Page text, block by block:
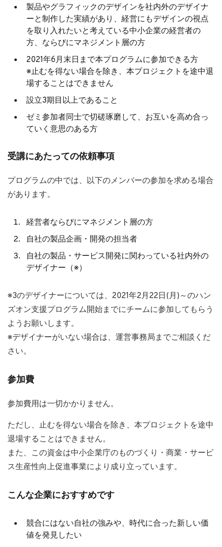
製品やグラフィックのデザインを社内外のデザイナ
ーと制作した実績があり、経営にもデザインの視点
を取り入れたいと考えている中小企業の経営者の
方、ならびにマネジメント層の方
2021年6月末日まで本プログラムに参加できる方
※止むを得ない場合を除き、本プロジェクトを途中退
場することはできません
設立3期目以上であること
ゼミ参加者同士で切磋琢磨して、お互いを高め合っ
ていく意思のある方
受講にあたっての依頼事項
プログラムの中では、以下のメンバーの参加を求める場合
があります。
経営者ならびにマネジメント層の方
自社の製品企画・開発の担当者
自社の製品・サービス開発に関わっている社内外の
デザイナー（※）
※3のデザイナーについては、2021年2月22日(月)～のハン
ズオン支援プログラム開始までにチームに参加してもらう
ようお願いします。
※デザイナーがいない場合は、運営事務局までご相談くだ
さい。
参加費
参加費用は一切かかりません。
ただし、止むを得ない場合を除き、本プロジェクトを途中
退場することはできません。
また、この資金は中小企業庁のものづくり・商業・サービ
ス生産性向上促進事業により成り立っています。
こんな企業におすすめです
競合にはない自社の強みや、時代に合った新しい価
値を発見したい